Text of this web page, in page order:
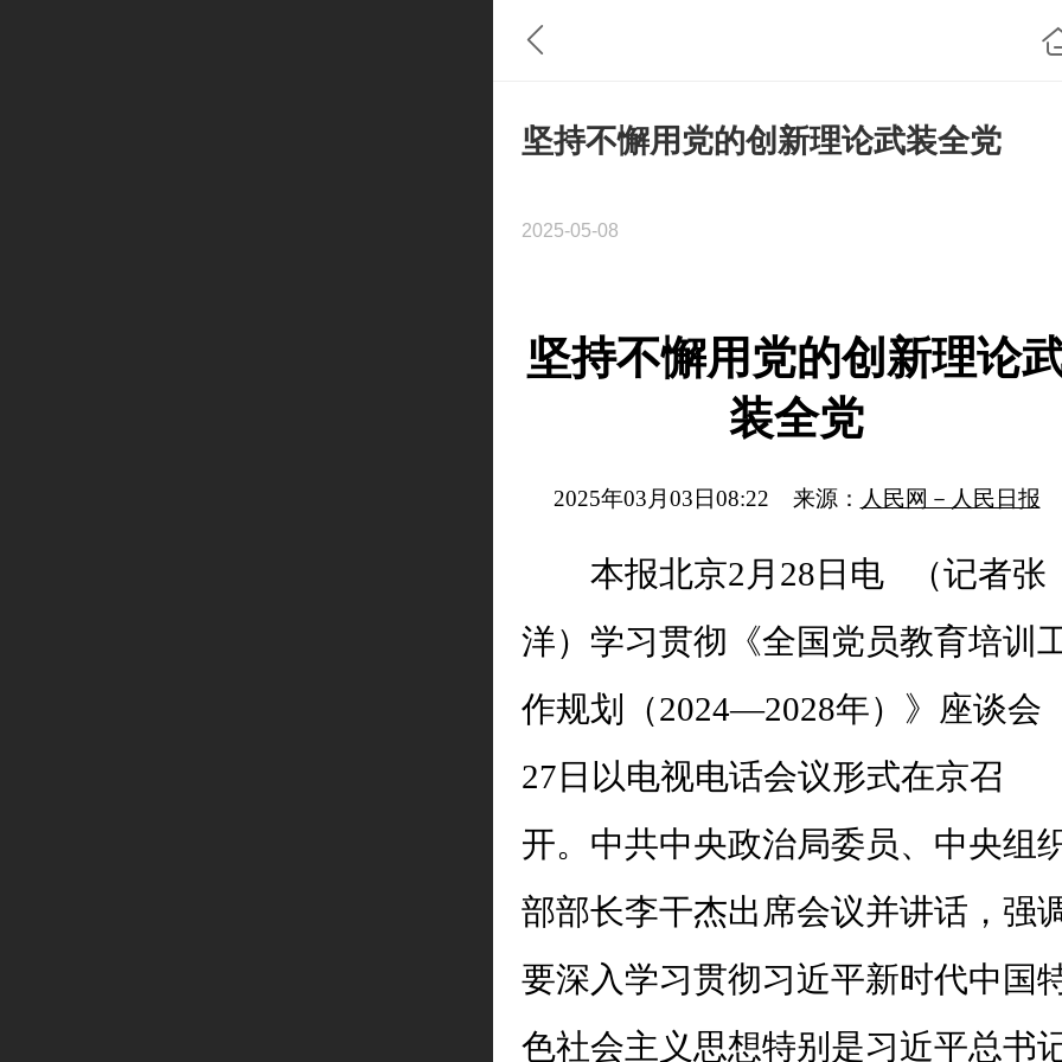
坚持不懈用党的创新理论武装全党
2025-05-08
坚持不懈用党的创新理论
装全党
2025年03月03日08:22 来源： 人民网－人民日报
本报北京2月28日电 （记者张
洋）学习贯彻《全国党员教育培训
作规划（2024—2028年）》座谈会
27日以电视电话会议形式在京召
开。中共中央政治局委员、中央组
部部长李干杰出席会议并讲话，强
要深入学习贯彻习近平新时代中国
色社会主义思想特别是习近平总书